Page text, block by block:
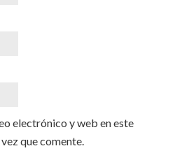
electrónico y web en este
que comente.